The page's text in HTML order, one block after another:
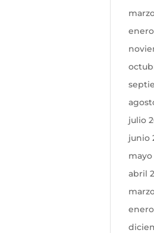
julio
junio
mayo
abril
enero